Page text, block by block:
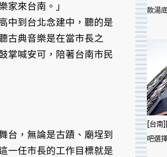
來台南。」
中到台北念建中，聽的是
古典音樂是在當市長之
掌喊安可，陪著台南市民
台，無論是古蹟、廟埕到
一任市長的工作目標就是
款湯
[台南
吧選